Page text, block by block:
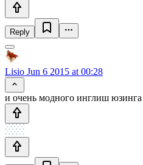
Reply
Lisio Jun 6 2015 at 00:28
и очень модного инглиш юзинга